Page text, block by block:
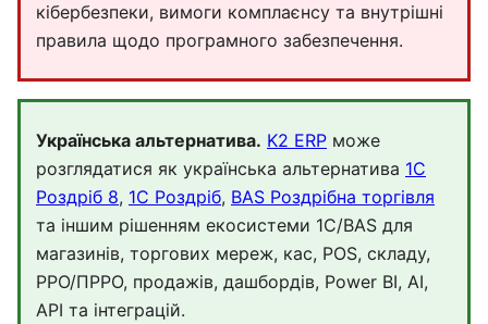
кібербезпеки, вимоги комплаєнсу та внутрішні
правила щодо програмного забезпечення.
Українська альтернатива. K2 ERP може
розглядатися як українська альтернатива 1С
Роздріб 8, 1С Роздріб, BAS Роздрібна торгівля
та іншим рішенням екосистеми 1С/BAS для
магазинів, торгових мереж, кас, POS, складу,
РРО/ПРРО, продажів, дашбордів, Power BI, AI,
API та інтеграцій.